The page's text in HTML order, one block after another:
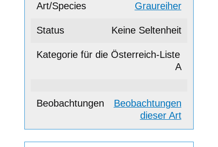
Graureiher
Keine Seltenheit
A
Beobachtungen
dieser Art